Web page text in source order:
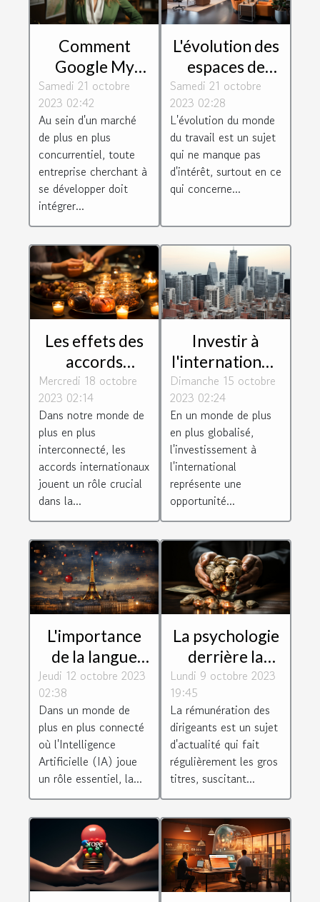
Comment
Google My
Business peut
aider les
entreprises à
se développer
Samedi 21 octobre
2023 02:42
Au sein d'un marché
de plus en plus
concurrentiel, toute
entreprise cherchant à
se développer doit
intégrer...
L'évolution des
espaces de
travail : le cas
de Toulouse
Blagnac
Samedi 21 octobre
2023 02:28
L'évolution du monde
du travail est un sujet
qui ne manque pas
d'intérêt, surtout en ce
qui concerne...
Les effets des
accords
internationaux
sur les
avantages de la
société
Mercredi 18 octobre
2023 02:14
Dans notre monde de
plus en plus
interconnecté, les
accords internationaux
jouent un rôle crucial
dans la...
Investir à
l'international :
défis et
opportunités
pour les
entreprises
françaises
Dimanche 15 octobre
2023 02:24
En un monde de plus
en plus globalisé,
l'investissement à
l'international
représente une
opportunité...
L'importance
de la langue
française dans
le monde de
l'IA
Jeudi 12 octobre 2023
02:38
Dans un monde de
plus en plus connecté
où l'Intelligence
Artificielle (IA) joue
un rôle essentiel, la...
La psychologie
derrière la
rémunération
des dirigeants :
motivation ou
récompense ?
Lundi 9 octobre 2023
19:45
La rémunération des
dirigeants est un sujet
d'actualité qui fait
régulièrement les gros
titres, suscitant...